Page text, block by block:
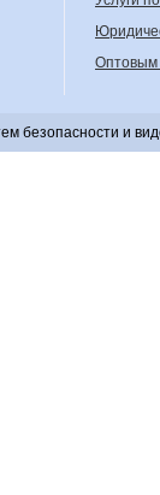
Оптовым
безопасности и